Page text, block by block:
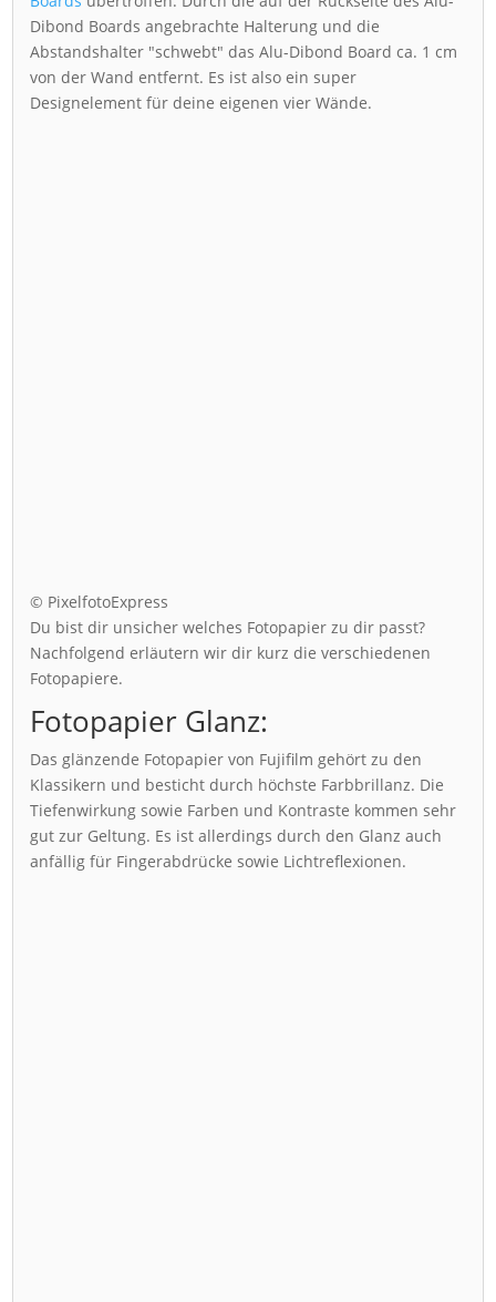
Dibond Boards angebrachte Halterung und die
Abstandshalter "schwebt" das Alu-Dibond Board ca. 1 cm
von der Wand entfernt. Es ist also ein super
Designelement für deine eigenen vier Wände.
© PixelfotoExpress
Du bist dir unsicher welches Fotopapier zu dir passt?
Nachfolgend erläutern wir dir kurz die verschiedenen
Fotopapiere.
Fotopapier Glanz:
Das glänzende Fotopapier von Fujifilm gehört zu den
Klassikern und besticht durch höchste Farbbrillanz. Die
Tiefenwirkung sowie Farben und Kontraste kommen sehr
gut zur Geltung. Es ist allerdings durch den Glanz auch
anfällig für Fingerabdrücke sowie Lichtreflexionen.